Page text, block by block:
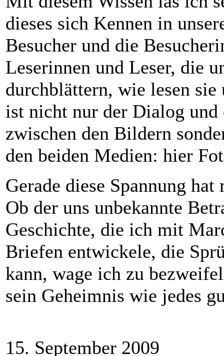
dieses sich Kennen in
Besucher und die
Leserinnen und Leser, die
durchblättern, wie lesen
ist nicht nur der Dialog
zwischen den Bildern
den beiden Medien: hier
Gerade diese Spannung
Ob der uns unbekannte
Geschichte, die ich mit
Briefen entwickele, die
kann, wage ich zu
sein Geheimnis wie jedes
15. September 2009